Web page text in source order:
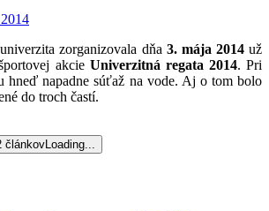
zorganizovala dňa 3. mája 2014už
akcie Univerzitná regata 2014. Pri
hneď napadne súťaž na vode. Aj o tom bolo
do troch častí.
článkovLoading...